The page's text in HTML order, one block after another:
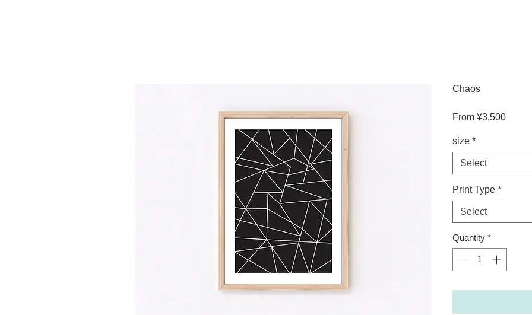
Chaos
From ¥3,500Sale
size *
Select
Print Type *
Select
Quantity *